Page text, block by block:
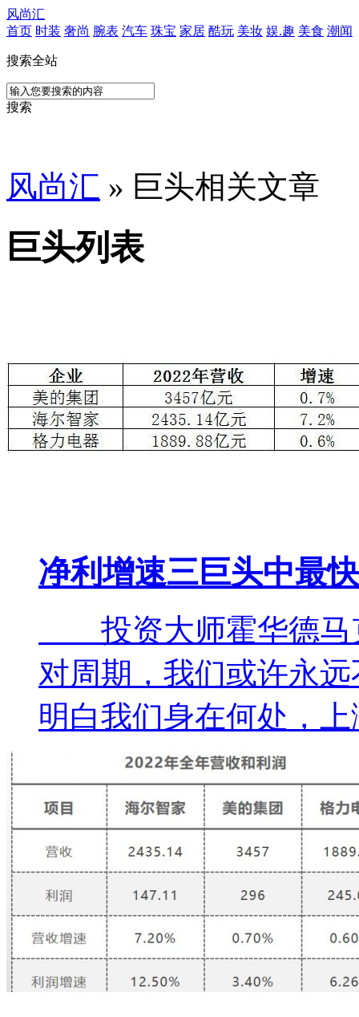
风尚汇
首页 时装 奢尚 腕表 汽车 珠宝 家居 酷玩 美妆 娱.趣 美食 潮闻
搜索全站
搜索
风尚汇 » 巨头相关文章
巨头列表
净利增速三巨头中最
投资大师霍华德马
对周期，我们或许永
明白我们身在何处，